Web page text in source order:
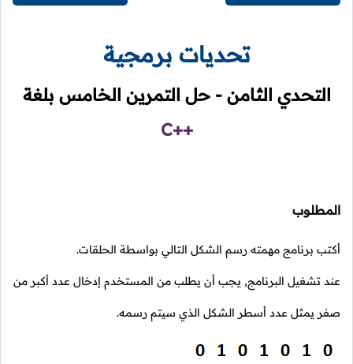
تحديات برمجية
التحدي الثامن - حل التمرين الخامس بلغة
C++
المطلوب
أكتب برنامج مهمته رسم الشكل التالي بواسطة الحلقات.
عند تشغيل البرنامج, يجب أن يطلب من المستخدم إدخال عدد أكبر من
صفر يمثل عدد أسطر الشكل الذي سيتم رسمه.